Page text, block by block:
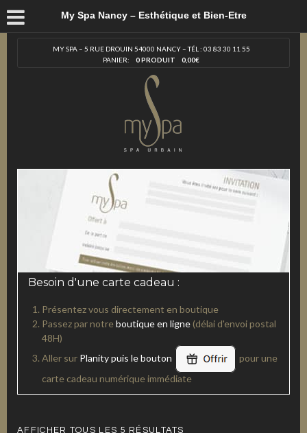
My Spa Nancy – Esthétique et Bien-Etre
MY SPA – 5 RUE DROUIN 54000 NANCY – TÉL : 03 83 30 11 55
PANIER:
0 PRODUIT 0,00€
Besoin d'une carte cadeau :
Présentez vous directement en boutique
Passez par notre boutique en ligne (délai d'envoi postal
48H)
Aller sur Planity puis le bouton
pour une
carte cadeau numérique immédiate
AFFICHER TOUS LES 5 RÉSULTATS